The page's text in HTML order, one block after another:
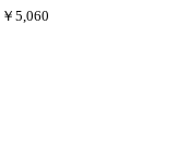
￥5,060